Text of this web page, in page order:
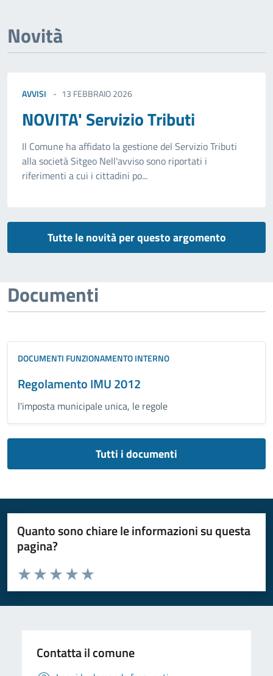
Novità
AVVISI 13 FEBBRAIO 2026
NOVITA' Servizio Tributi
Il Comune ha affidato la gestione del Servizio Tributi
alla società Sitgeo Nell'avviso sono riportati i
riferimenti a cui i cittadini po...
Tutte le novità per questo argomento
Documenti
DOCUMENTI FUNZIONAMENTO INTERNO
Regolamento IMU 2012
l'imposta municipale unica, le regole
Tutti i documenti
Quanto sono chiare le informazioni su questa
pagina?
Valuta da 1 a 5 stelle la pagina
Valuta 5 stelle su 5
Valuta 4 stelle su 5
Valuta 3 stelle su 5
Valuta 2 stelle su 5
Valuta 1 stelle su 5
Contatta il comune